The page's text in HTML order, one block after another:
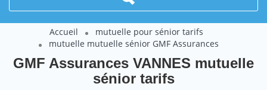
Accueil
mutuelle pour sénior tarifs
mutuelle mutuelle sénior GMF Assurances
GMF Assurances VANNES mutuelle
sénior tarifs